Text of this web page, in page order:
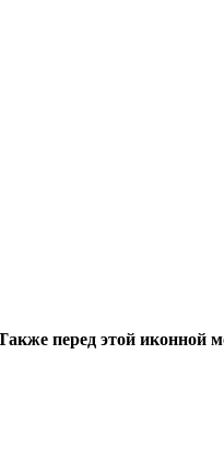
перед этой иконной